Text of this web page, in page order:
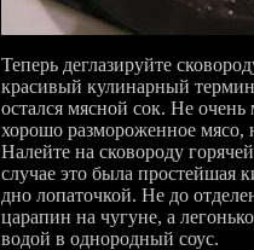
Теперь деглазируйте
красивый кулинарный
остался мясной сок. Не
хорошо размороженное мясо,
Налейте на сковороду
случае это была простейшая
дно лопаточкой. Не до
царапин на чугуне, а
водой в однородный соус.